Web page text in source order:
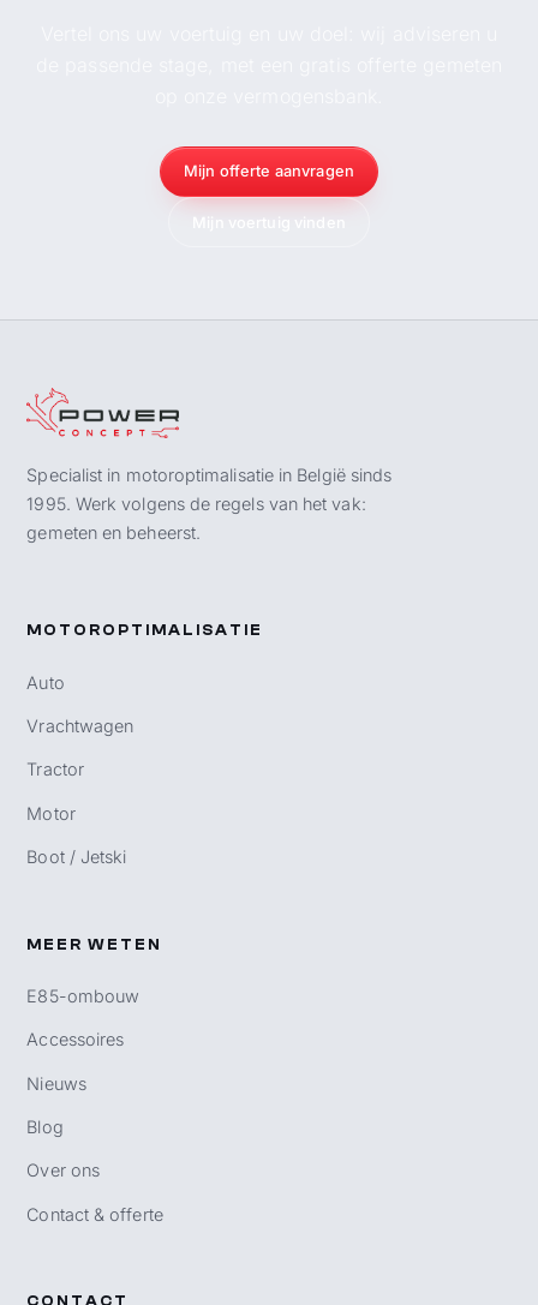
Mijn offerte aanvragen
Mijn voertuig vinden
Specialist in motoroptimalisatie in België sinds
1995. Werk volgens de regels van het vak:
gemeten en beheerst.
MOTOROPTIMALISATIE
Auto
Vrachtwagen
Tractor
Motor
Boot / Jetski
MEER WETEN
E85-ombouw
Accessoires
Nieuws
Blog
Over ons
Contact & offerte
CONTACT